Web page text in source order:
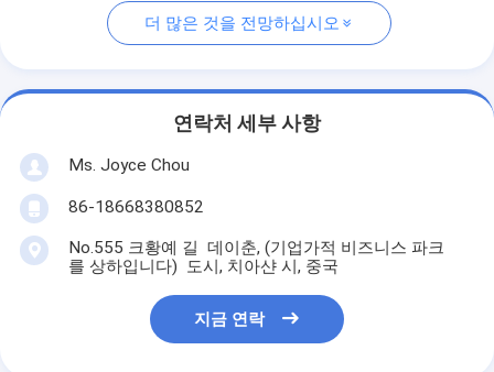
더 많은 것을 전망하십시오
연락처 세부 사항
Ms. Joyce Chou
86-18668380852
No.555 크황예 길 데이춘, (기업가적 비즈니스 파크
를 상하입니다) 도시, 치아샨 시, 중국
지금 연락